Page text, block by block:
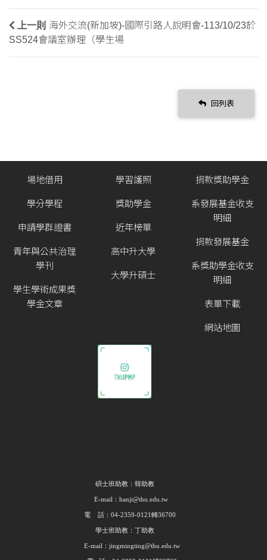
上一則 海外交流(新加坡)-國際引路人說明會-113/10/23於
SS524會議室辦理（學生場
回列表
場地借用
學分學程
申請學群證書
青年與公共治理
學刊
學生學術成果獎
學金文章
學習護照
獎助學金
近年榜單
高中升大學
大學升碩士
捐款獎助學金
系發展基金收支
明細
捐款發展基金
系獎助學金收支
明細
表單下載
網站地圖
碩士班助教：韓助教
E-mail：hanji@thu.edu.tw
電 話：04-2359-0121轉36700
學士班助教：丁助教
E-mail：jingmingting@thu.edu.tw